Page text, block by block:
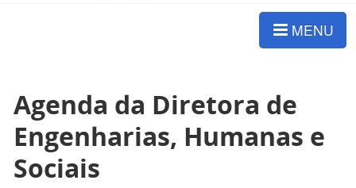
MENU
Agenda da Diretora de
Engenharias, Humanas e
Sociais